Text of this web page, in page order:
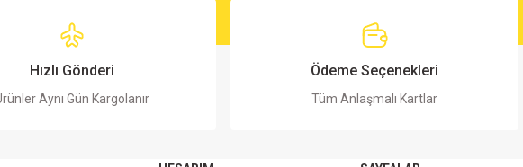
Hızlı Gönderi
Aynı Gün Kargolanır
Ödeme Seçenekleri
Tüm Anlaşmalı Kartlar